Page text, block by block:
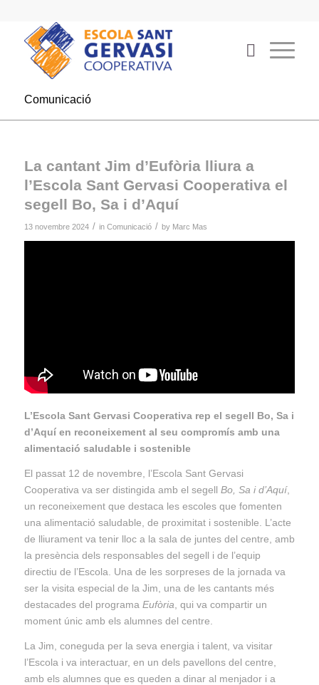
Comunicació
La cantant Jim d’Eufòria lliura a
l’Escola Sant Gervasi Cooperativa el
segell Bo, Sa i d’Aquí
13 novembre 2024 / in Comunicació / by Marc Mas
L’Escola Sant Gervasi Cooperativa rep el segell Bo, Sa i
d’Aquí en reconeixement al seu compromís amb una
alimentació saludable i sostenible
El passat 12 de novembre, l’Escola Sant Gervasi
Cooperativa va ser distingida amb el segell Bo, Sa i d’Aquí,
un reconeixement que destaca les escoles que fomenten
una alimentació saludable, de proximitat i sostenible. L’acte
de lliurament va tenir lloc a la sala de juntes del centre, amb
la presència dels responsables del segell i de l’equip
directiu de l’Escola. Una de les sorpreses de la jornada va
ser la visita especial de la Jim, una de les cantants més
destacades del programa Eufòria , qui va compartir un
moment únic amb els alumnes del centre.
La Jim, coneguda per la seva energia i talent, va visitar
l’Escola i va interactuar, en un dels pavellons del centre,
amb els alumnes que es queden a dinar al menjador i a